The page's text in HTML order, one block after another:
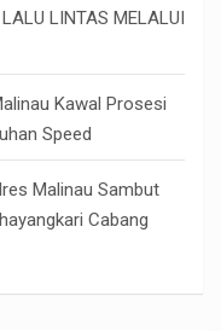
LINTAS MELALUI
Kawal Prosesi
Speed
Malinau Sambut
Cabang